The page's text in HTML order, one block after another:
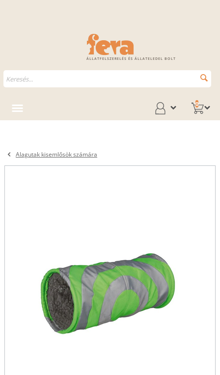
ÁLLATFELSZERELÉS ÉS ÁLLATELEDEL BOLT
0
Alagutak kisemlősök számára